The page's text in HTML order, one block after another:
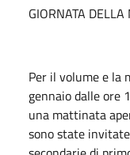
GIORNATA
Per il volume e la
gennaio dalle ore
una mattinata
sono state